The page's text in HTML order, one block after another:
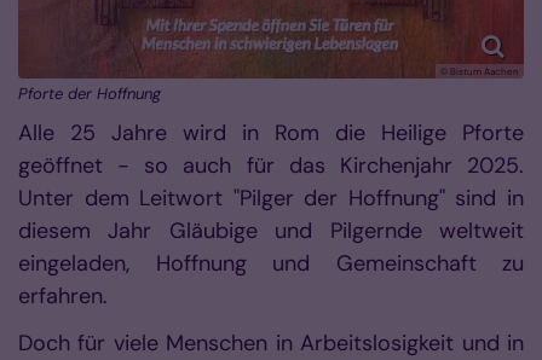
© Bistum Aachen
Pforte der Hoffnung
Alle 25 Jahre wird in Rom die Heilige Pforte
geöffnet - so auch für das Kirchenjahr 2025.
Unter dem Leitwort "Pilger der Hoffnung" sind in
diesem Jahr Gläubige und Pilgernde weltweit
eingeladen, Hoffnung und Gemeinschaft zu
erfahren.
Doch für viele Menschen in Arbeitslosigkeit und in